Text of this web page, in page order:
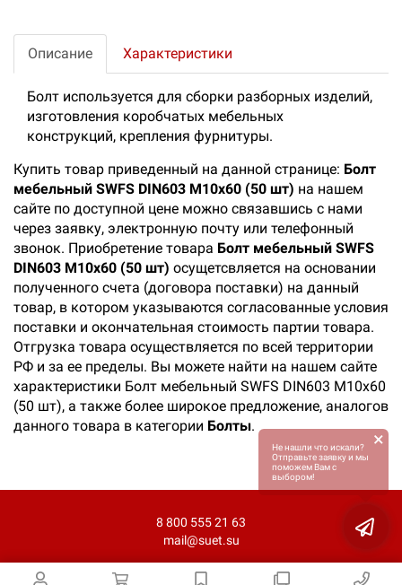
Описание Характеристики
Болт используется для сборки разборных изделий,
изготовления коробчатых мебельных
конструкций, крепления фурнитуры.
Купить товар приведенный на данной странице: Болт
мебельный SWFS DIN603 М10х60 (50 шт) на нашем
сайте по доступной цене можно связавшись с нами
через заявку, электронную почту или телефонный
звонок. Приобретение товара Болт мебельный SWFS
DIN603 М10х60 (50 шт) осущетсвляется на основании
полученного счета (договора поставки) на данный
товар, в котором указываются согласованные условия
поставки и окончательная стоимость партии товара.
Отгрузка товара осуществляется по всей территории
РФ и за ее пределы. Вы можете найти на нашем сайте
характеристики Болт мебельный SWFS DIN603 М10х60
(50 шт), а также более широкое предложение, аналогов
данного товара в категории Болты.
8 800 555 21 63
mail@suet.su
Не нашли что искали?
Отправьте заявку и мы
поможем Вам с
выбором!
×